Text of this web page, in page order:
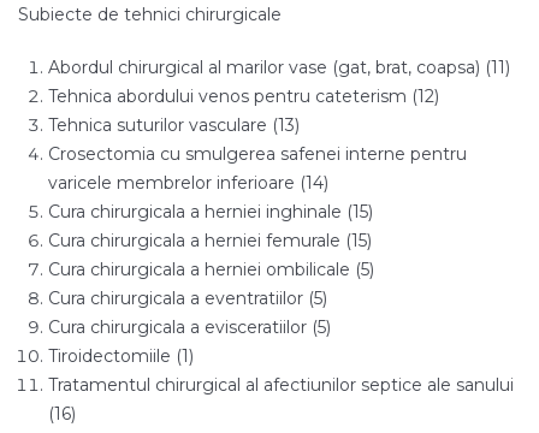
Subiecte de tehnici chirurgicale
Abordul chirurgical al marilor vase (gat, brat, coapsa) (11)
Tehnica abordului venos pentru cateterism (12)
Tehnica suturilor vasculare (13)
Crosectomia cu smulgerea safenei interne pentru
varicele membrelor inferioare (14)
Cura chirurgicala a herniei inghinale (15)
Cura chirurgicala a herniei femurale (15)
Cura chirurgicala a herniei ombilicale (5)
Cura chirurgicala a eventratiilor (5)
Cura chirurgicala a evisceratiilor (5)
Tiroidectomiile (1)
Tratamentul chirurgical al afectiunilor septice ale sanului
(16)